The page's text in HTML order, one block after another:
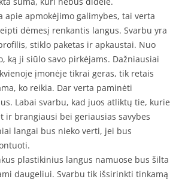
apie apmokėjimo galimybes, tai verta
dėmesį renkantis langus. Svarbu yra
stiklo paketas ir apkaustai. Nuo
ką ji siūlo savo pirkėjams. Dažniausiai
įmonėje tikrai geras, tik retais
ko reikia. Dar verta paminėti
Labai svarbu, kad juos atliktų tie, kurie
ir brangiausi bei geriausias savybes
langai bus nieko verti, jei bus
plastikinius langus namuose bus šilta
daugeliui. Svarbu tik išsirinkti tinkamą